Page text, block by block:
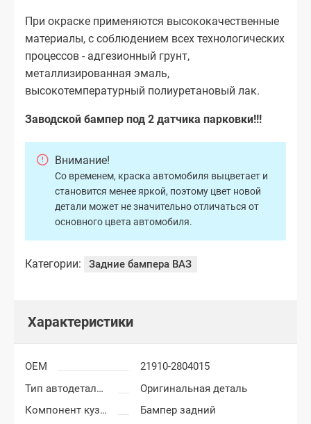
При окраске применяются высококачественные
материалы, с соблюдением всех технологических
процессов - адгезионный грунт,
металлизированная эмаль,
высокотемпературный полиуретановый лак.
Заводской бампер под 2 датчика парковки!!!
Внимание!
Со временем, краска автомобиля выцветает и
становится менее яркой, поэтому цвет новой
детали может не значительно отличаться от
основного цвета автомобиля.
Категории: Задние бампера ВАЗ
Характеристики
OEM
21910-2804015
Тип автодеталей
Оригинальная деталь
Компонент кузова
Бампер задний